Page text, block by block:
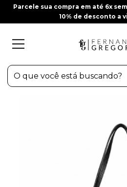
Parcele sua compra em até 6x
10% de desconto a